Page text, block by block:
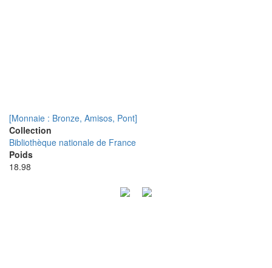
[Monnaie : Bronze, Amisos, Pont]
Collection
Bibliothèque nationale de France
Poids
18.98